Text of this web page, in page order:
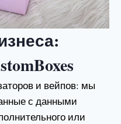
и вейпов: мы
с данными
или